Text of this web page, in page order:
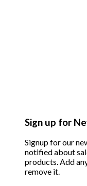
Sign up for
Signup for our
notified about
products. Add
remove it.